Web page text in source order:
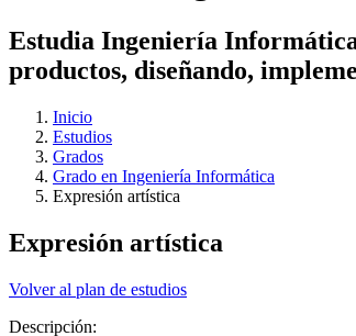
Estudia Ingeniería
productos, diseñando,
Inicio
Estudios
Grados
Grado en Ingeniería Informática
Expresión artística
Expresión artística
Volver al plan de estudios
Descripción: